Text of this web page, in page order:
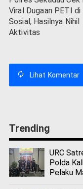
Viral Dugaan PETI
Sosial, Hasilnya Nihil
Aktivitas
Lihat Komentar
Trending
URC
Polda
Pelaku